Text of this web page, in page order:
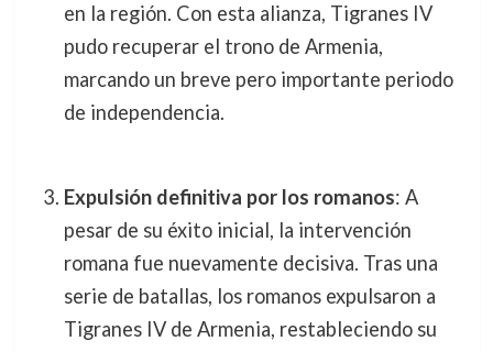
en la región. Con esta alianza, Tigranes IV
pudo recuperar el trono de Armenia,
marcando un breve pero importante periodo
de independencia.
Expulsión definitiva por los romanos: A
pesar de su éxito inicial, la intervención
romana fue nuevamente decisiva. Tras una
serie de batallas, los romanos expulsaron a
Tigranes IV de Armenia, restableciendo su